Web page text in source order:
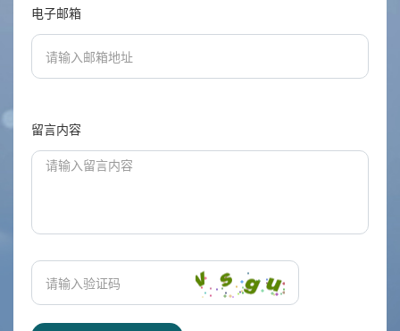
电子邮箱
留言内容